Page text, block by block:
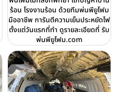
ร้อน โรงงานร้อน ด้วยทีมพ่นพียูโฟม
มืออาชีพ การันตีความเย็นประหยัดไฟ
ตั้งแต่วันแรกที่ทำ ดูรายละเอียดที่ รับ
พ่นพียูโฟม.com